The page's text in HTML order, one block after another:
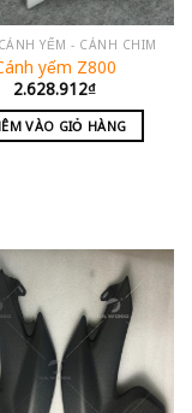
YẾM - CÁNH CHIM
yếm Z800
2.628.912₫
VÀO GIỎ HÀNG